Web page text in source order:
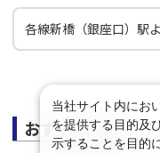
各線新橋（銀座口）駅
おすすめプラン
当社サイト内にお
を提供する目的及
示することを目的